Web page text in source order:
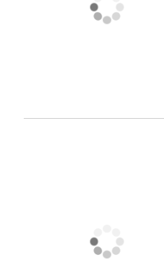
並べることで
お楽しみくださ
※画像は試作品